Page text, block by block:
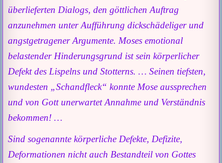
überlieferten Dialogs, den göttlichen Auftrag
anzunehmen unter Aufführung dickschädeliger und
angstgetragener Argumente. Moses emotional
belastender Hinderungsgrund ist sein körperlicher
Defekt des Lispelns und Stotterns. … Seinen tiefsten,
wundesten „Schandfleck“ konnte Mose aussprechen
und von Gott unerwartet Annahme und Verständnis
bekommen! …
Sind sogenannte körperliche Defekte, Defizite,
Deformationen nicht auch Bestandteil von Gottes